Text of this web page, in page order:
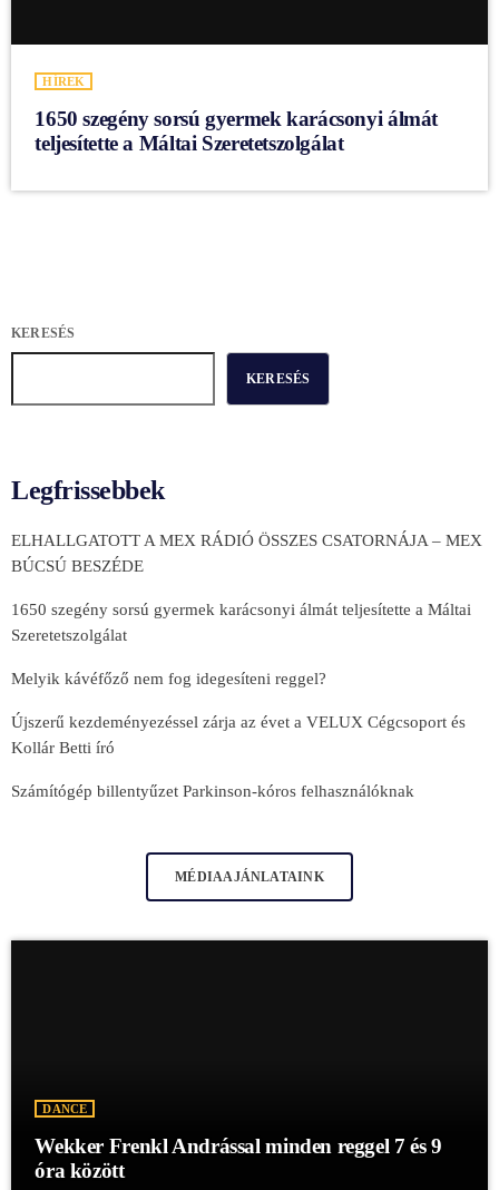
HÍREK
1650 szegény sorsú gyermek karácsonyi álmát
teljesítette a Máltai Szeretetszolgálat
KERESÉS
KERESÉS
Legfrissebbek
ELHALLGATOTT A MEX RÁDIÓ ÖSSZES CSATORNÁJA – MEX
BÚCSÚ BESZÉDE
1650 szegény sorsú gyermek karácsonyi álmát teljesítette a Máltai
Szeretetszolgálat
Melyik kávéfőző nem fog idegesíteni reggel?
Újszerű kezdeményezéssel zárja az évet a VELUX Cégcsoport és
Kollár Betti író
Számítógép billentyűzet Parkinson-kóros felhasználóknak
MÉDIAAJÁNLATAINK
DANCE
Wekker Frenkl Andrással minden reggel 7 és 9
óra között